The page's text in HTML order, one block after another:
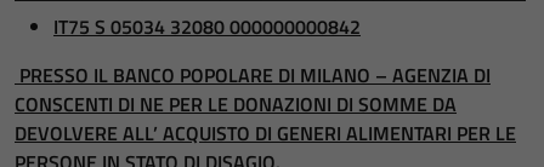
IT75 S 05034 32080 000000000842
PRESSO IL BANCO POPOLARE DI MILANO – AGENZIA DI
CONSCENTI DI NE PER LE DONAZIONI DI SOMME DA
DEVOLVERE ALL’ ACQUISTO DI GENERI ALIMENTARI PER LE